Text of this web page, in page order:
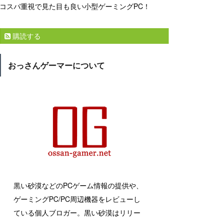
コスパ重視で見た目も良い小型ゲーミングPC！
購読する
おっさんゲーマーについて
黒い砂漠などのPCゲーム情報の提供や、
ゲーミングPC/PC周辺機器をレビューし
ている個人ブロガー。黒い砂漠はリリー